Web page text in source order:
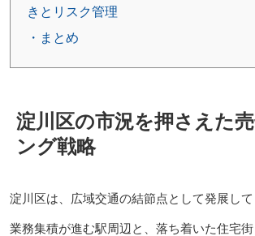
きとリスク管理
・まとめ
淀川区の市況を押さえた
ング戦略
淀川区は、広域交通の結節点として発展して
業務集積が進む駅周辺と、落ち着いた住宅